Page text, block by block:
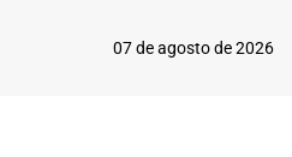
07 de agosto de 2026